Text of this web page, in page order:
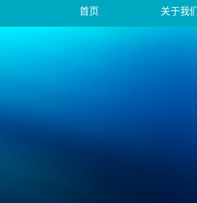
首页 关于我们